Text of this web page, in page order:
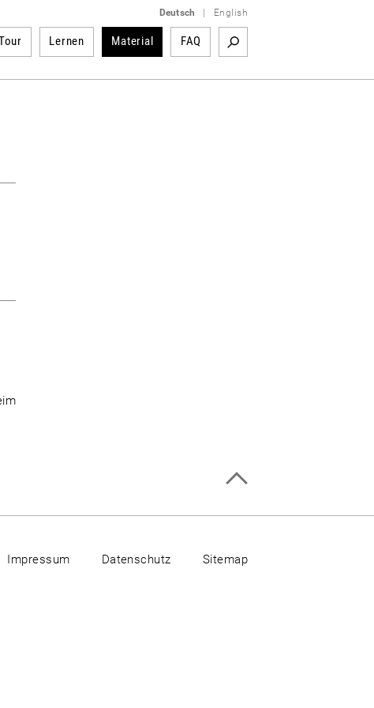
Deutsch English
Lernen Material FAQ
Impressum Datenschutz Sitemap